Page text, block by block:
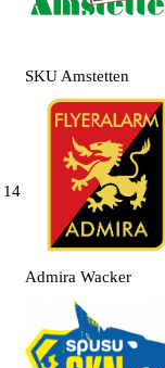
SKU Amstetten
14
Admira Wacker